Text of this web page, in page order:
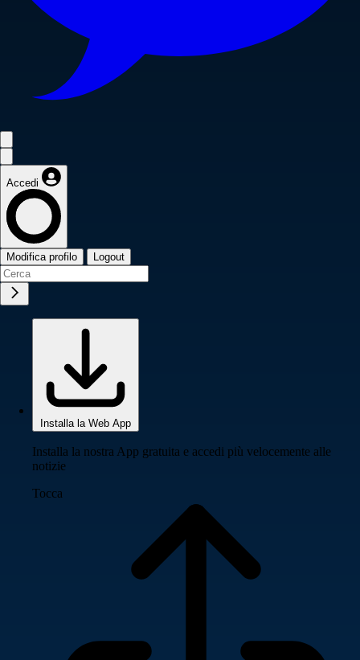
Accedi
Modifica profilo Logout
Installa la Web App
Installa la nostra App gratuita e accedi più velocemente alle
notizie
Tocca